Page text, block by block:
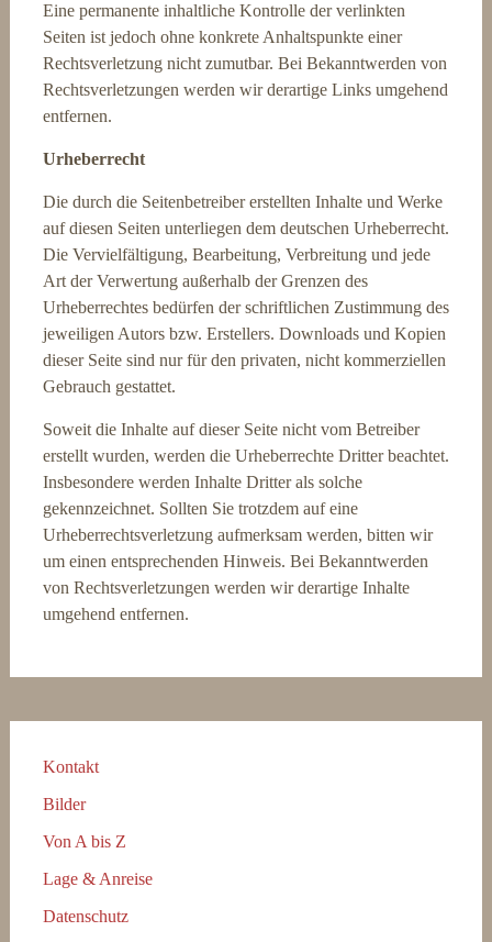
Eine permanente inhaltliche Kontrolle der verlinkten
Seiten ist jedoch ohne konkrete Anhaltspunkte einer
Rechtsverletzung nicht zumutbar. Bei Bekanntwerden von
Rechtsverletzungen werden wir derartige Links umgehend
entfernen.
Urheberrecht
Die durch die Seitenbetreiber erstellten Inhalte und Werke
auf diesen Seiten unterliegen dem deutschen Urheberrecht.
Die Vervielfältigung, Bearbeitung, Verbreitung und jede
Art der Verwertung außerhalb der Grenzen des
Urheberrechtes bedürfen der schriftlichen Zustimmung des
jeweiligen Autors bzw. Erstellers. Downloads und Kopien
dieser Seite sind nur für den privaten, nicht kommerziellen
Gebrauch gestattet.
Soweit die Inhalte auf dieser Seite nicht vom Betreiber
erstellt wurden, werden die Urheberrechte Dritter beachtet.
Insbesondere werden Inhalte Dritter als solche
gekennzeichnet. Sollten Sie trotzdem auf eine
Urheberrechtsverletzung aufmerksam werden, bitten wir
um einen entsprechenden Hinweis. Bei Bekanntwerden
von Rechtsverletzungen werden wir derartige Inhalte
umgehend entfernen.
Kontakt
Bilder
Von A bis Z
Lage & Anreise
Datenschutz